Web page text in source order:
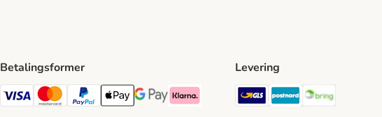
Betalingsformer
VISA Payment Method
Mastercard Payment Method
Paypal Payment Method
Apple Pay Payment Method
Google Pay Payment Method
Klarna Payment Method
Levering
GLS Shipping Method
Postnord